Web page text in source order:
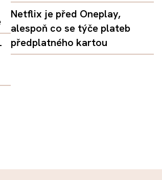
Netflix je před Oneplay,
alespoň co se týče plateb
předplatného kartou